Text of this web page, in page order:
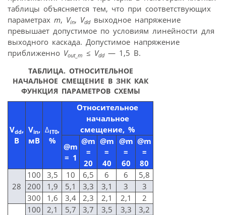
таблицы объясняется тем, что при соответствующих
параметрах m, Vin, Vddвыходное напряжение
превышает допустимое по условиям линейности для
выходного каскада. Допустимое напряжение
приближенно Vout_m ≤ Vdd— 1,5 В.
TАБЛИЦА. ОТНОСИТЕЛЬНОЕ
НАЧАЛЬНОЕ СМЕЩЕНИЕ В ЗНК КАК
ФУНКЦИЯ ПАРАМЕТРОВ СХЕМЫ
Vdd,
В
Vin,
мВ
∆IT0,
%
Относительное
начальное
смещение, %
@m
= 1
@m
=
20
@m
=
40
@m
=
60
@m
=
80
28
100 3,5 10 6,5 6 6
5,8
200
1,9 5,1 3,3 3,1 3
3
300
1,6 3,4 2,3 2,1 2,1 2
100 2,1 5,7 3,7 3,5 3,3
3,2